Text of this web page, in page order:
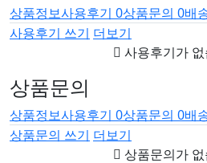
상품정보사용후기 0상품문의 0배
사용후기 쓰기 더보기
사용후기가
상품문의
상품정보사용후기 0상품문의 0배
상품문의 쓰기 더보기
상품문의가